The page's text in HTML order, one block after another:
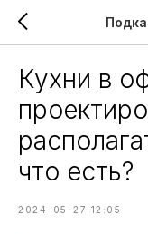
Кухни в
что есть?
2024-05-27 12:05